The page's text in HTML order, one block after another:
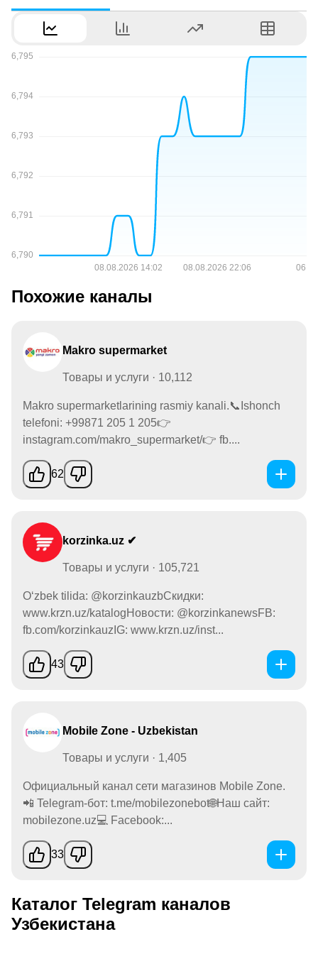
Похожие каналы
Makro supermarket
Товары и услуги · 10,112
Makro supermarketlarining rasmiy kanali.📞Ishonch
telefoni: +99871 205 1 205👉
instagram.com/makro_supermarket/👉 fb....
62
korzinka.uz ✔
Товары и услуги · 105,721
O‘zbek tilida: @korzinkauzbСкидки:
www.krzn.uz/katalogНовости: @korzinkanewsFB:
fb.com/korzinkauzIG: www.krzn.uz/inst...
43
Mobile Zone - Uzbekistan
Товары и услуги · 1,405
Официальный канал сети магазинов Mobile Zone.
📲 Telegram-бот: t.me/mobilezonebot🌐Наш сайт:
mobilezone.uz💻 Facebook:...
33
Каталог Telegram каналов
Узбекистана